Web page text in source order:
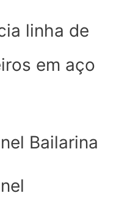
linha de
em aço
Bailarina